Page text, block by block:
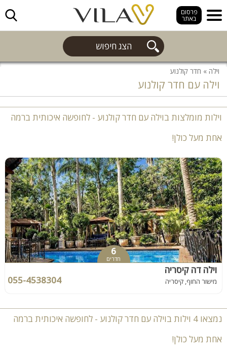
פרסום
באתר
הצג חיפוש
חפש
וילה » חדר קולנוע
וילה עם חדר קולנוע
וילות מומלצות בוילה עם חדר קולנוע - לחופשה איכותית ברמה
אחת מעל כולן!
6
חדרים
וילה דה קיסריה
מישור החוף, קיסריה 055-4538304
נמצאו 4 וילות בוילה עם חדר קולנוע - לחופשה איכותית ברמה
אחת מעל כולן!